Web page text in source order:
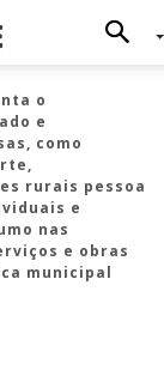
o
e
como
rurais pessoa
e
nas
e obras
municipal